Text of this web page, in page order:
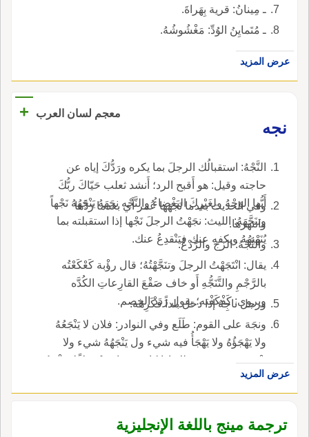
ـ مِينانُ: قرية بِهَراةَ.
ـ مُتَمايِنُ الوُدِّ: مَغْشُوشُهُ.
عرض المزيد
معجم لسان العرب
+
نجه
النَّجْهُ: استقبالُك الرجلَ بما يكره ورَدُّكَ إياه عن
حاجته وقيل: هو أَقبح الرد؛ أَنشد ثعلب حَيّاكَ ربُّكَ
أَيُّها الوَجْهُ ولغَيْرِكَ البَغْضاءُ والنَّجْه نجَهَهُ يَنْجَهُهُ نَجْهاً
وتنَجَّهَهُ: الليث: نجَهْتُ الرجلَ نَجْها إذا استقبلته بما
يُنَهْنِهُهُ ويكفه عنك فيَنْقدِعُ عنك.
وفي الحديث بعدما نَجَهَها عُمر أَي بعدما رَدَّها
وانتهرها.
والنَّجْهُ: الزج والرَّدْعُ.
يقال: انْتَجَهْتُ الرجلَ وتنَجَّهْتُهُ؛ قال رؤْبة كَعْكَعْتُه
بالرَّجْمِ والتَّنَجُّهِ أَو خاف صَقْعَ القارِعاتِ الكُدَّه
ويروى: كَفْكَفْته؛ يقول رَدَدْ الخصم.
ورجل ناجِهٌ إذا دخل بلداً فكَرِهَه.
ونجَهَ على القوم: طَلَع وفي النوادر: فلان لا يَنْجَعُهُ
ولا يَهْجَؤُهُ ولا يَهْجَأُ فيه شيء ول يَنْجَهُهُ شيء ولا
يَنْجَه فيه شيء، وذلك إذا كان رَغِيبا مُسْتَوْبِلاً لا يَشْبَعُ
ولا يَسْمَنُ عن شيء.عرض المزيد
ترجمة مينج باللغة الإنجليزية